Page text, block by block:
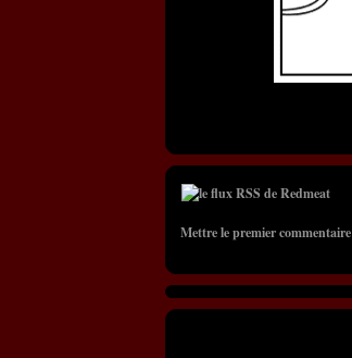
Mettre le premier commentaire